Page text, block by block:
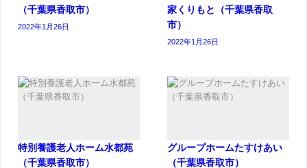
（千葉県香取市）
2022年1月26日
家くりもと（千葉県香取
市）
2022年1月26日
特別養護老人ホーム水都苑
（千葉県香取市）
グループホームたすけあい
（千葉県香取市）